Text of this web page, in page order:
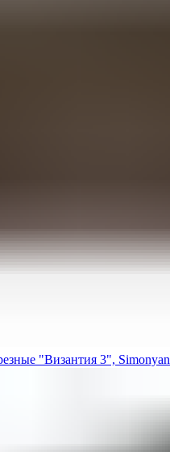
"Византия 3", Simonyan